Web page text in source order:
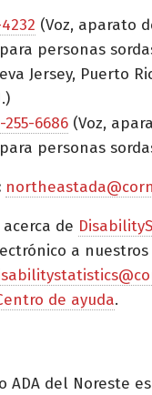
(Voz, aparato
personas
Jersey, Puerto
255-6686 (Voz,
personas
de
a nuestros
de ayuda.
ADA del Noreste